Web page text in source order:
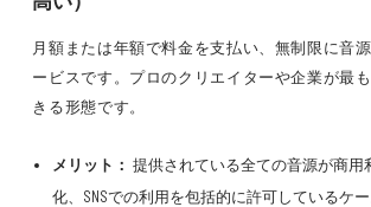
月額または年額で料金を支払い、無制限に音
ービスです。プロのクリエイターや企業が最
きる形態です。
メリット： 提供されている全ての音源が商用
化、SNSでの利用を包括的に許可しているケ